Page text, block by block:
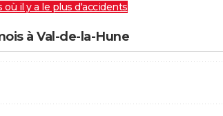
où il y a le plus d'accidents
à Val-de-la-Hune